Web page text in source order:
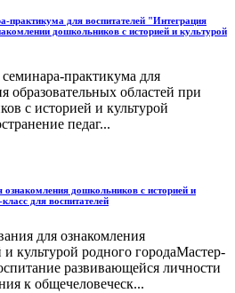
практикума для воспитателей "Интеграция
дошкольников с историей и культурой
практикума для
образовательных областей при
с историей и культурой
педаг...
дошкольников с историей и
для воспитателей
для ознакомления
культурой родного городаМастер-
развивающейся личности
к общечеловеческ...